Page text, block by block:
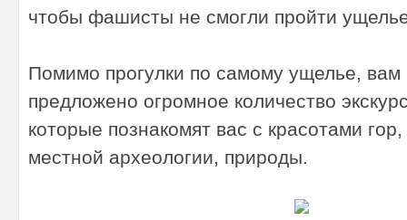
чтобы фашисты не смогли пройти
Помимо прогулки по самому ущелье, вам
предложено огромное количество
которые познакомят вас с красотами
местной археологии, природы.